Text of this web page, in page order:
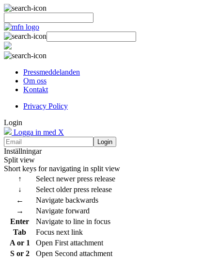
Pressmeddelanden
Om oss
Kontakt
Privacy Policy
Login
Logga in med X
Login
Inställningar
Split view
Short keys for navigating in split view
↑
Select newer press release
↓
Select older press release
←
Navigate backwards
→
Navigate forward
Enter
Navigate to line in focus
Tab
Focus next link
A or 1
Open First attachment
S or 2
Open Second attachment